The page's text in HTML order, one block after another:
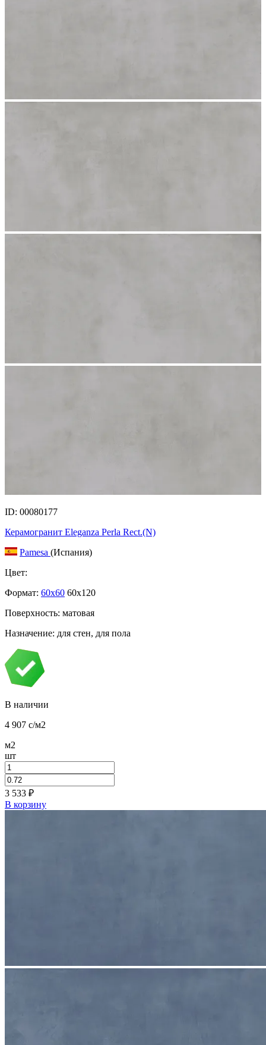
ID: 00080177
Керамогранит Eleganza Perla Rect.(N)
Pamesa (Испания)
Цвет:
Формат: 60x60 60x120
Поверхность: матовая
Назначение: для стен, для пола
В наличии
4 907 c/м2
м2
шт
3 533 ₽
В корзину